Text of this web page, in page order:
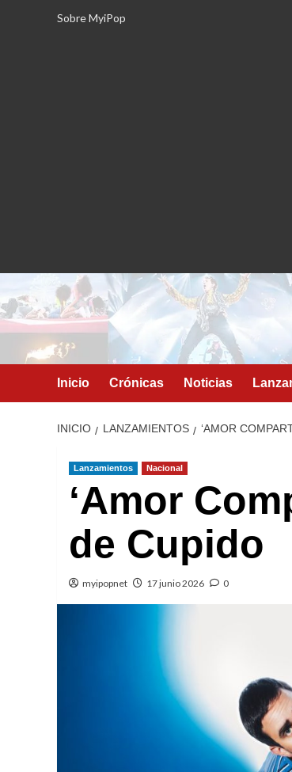
Sobre MyiPop
Inicio Crónicas Noticias
INICIO LANZAMIENTOS ‘AMOR
Lanzamientos Nacional
‘Amor
de Cupido
myipopnet 17 junio 2026 0